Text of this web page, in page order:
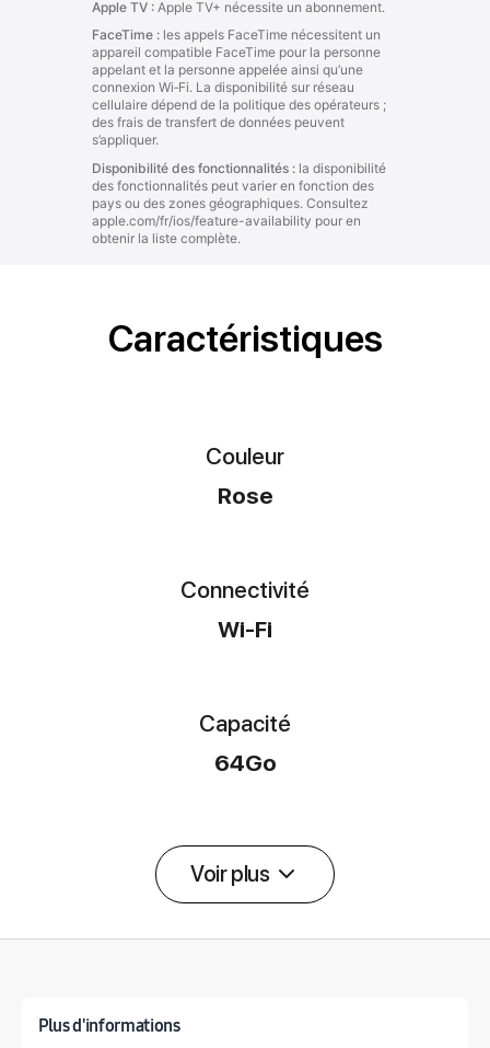
Caractéristiques
Couleur
Rose
Connectivité
Wi-Fi
Capacité
64Go
Voir plus
Plus d'informations